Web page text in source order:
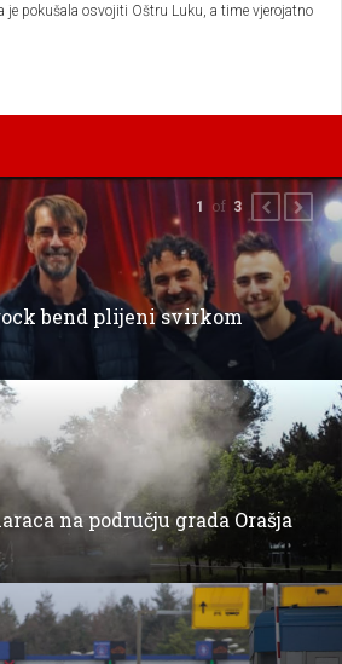
je pokušala osvojiti Oštru Luku, a time vjerojatno
bend plijeni svirkom
na području grada Orašja
1 of 3 PREVIOUS
NEXT